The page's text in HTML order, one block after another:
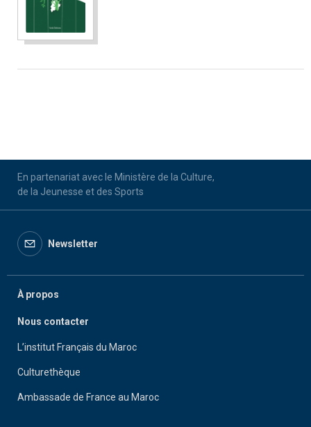
En partenariat avec le Ministère de la Culture,
de la Jeunesse et des Sports
Newsletter
À propos
Nous contacter
L’institut Français du Maroc
Culturethèque
Ambassade de France au Maroc